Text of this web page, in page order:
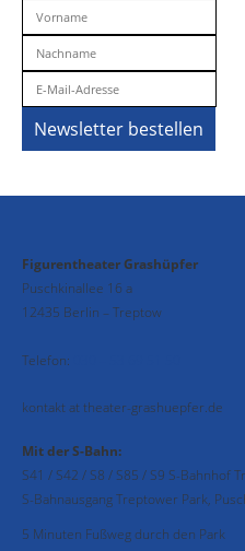
Figurentheater Grashüpfer
Puschkinallee 16 a
12435 Berlin – Treptow
Telefon:
kontakt at theater-grashuepfer.de
Mit der S-Bahn:
S41 / S42 / S8 / S85 / S9 S-Bahnhof
S-Bahnausgang Treptower Park,
5 Minuten Fußweg durch den Park